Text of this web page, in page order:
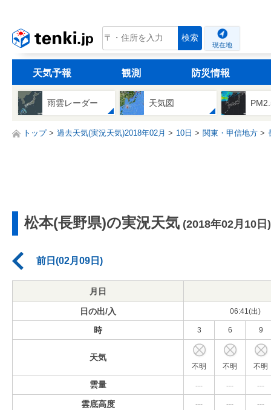
tenki.jp 検索
現在地
天気予報 観測 防災情報
雨雲レーダー 天気図
トップ 過去天気(実況天気)2018年02月 10日 関東・甲信地方
松本(長野県)の実況天気 (2018年02月10日)
前日(02月09日)
月日
日の出/入 06:41(出)
時 3 6 9
天気
不明 不明 不明
雲量 --- --- ---
雲底高度 --- --- ---